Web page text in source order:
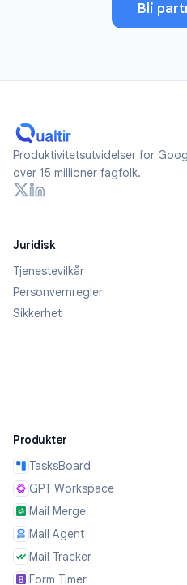
Bli
Produktivitetsutvidelser for
over 15 millioner fagfolk.
Juridisk
Tjenestevilkår
Personvernregler
Sikkerhet
Produkter
TasksBoard
GPT Workspace
Mail Merge
Mail Agent
Mail Tracker
Form Timer